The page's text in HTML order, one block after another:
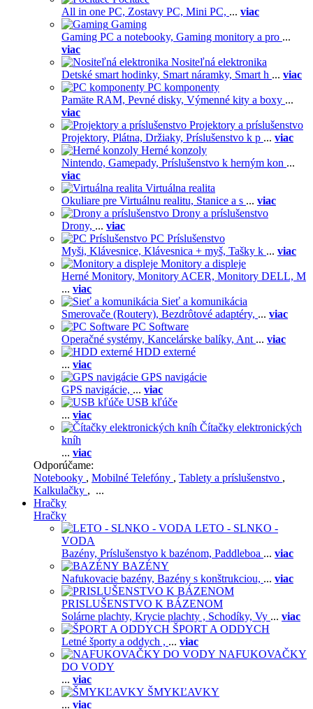
All in one PC, Zostavy PC, Mini PC, ... viac
Gaming
Gaming PC a notebooky, Gaming monitory a pro ...
viac
Nositeľná elektronika
Detské smart hodinky, Smart náramky, Smart h ... viac
PC komponenty
Pamäte RAM, Pevné disky, Výmenné kity a boxy ...
viac
Projektory a príslušenstvo
Projektory, Plátna, Držiaky, Príslušenstvo k p ... viac
Herné konzoly
Nintendo, Gamepady, Príslušenstvo k herným kon ...
viac
Virtuálna realita
Okuliare pre Virtuálnu realitu, Stanice a s ... viac
Drony a príslušenstvo
Drony, ... viac
PC Príslušenstvo
Myši, Klávesnice, Klávesnica + myš, Tašky k ... viac
Monitory a displeje
Herné Monitory, Monitory ACER, Monitory DELL, M
... viac
Sieť a komunikácia
Smerovače (Routery), Bezdrôtové adaptéry, ... viac
PC Software
Operačné systémy, Kancelárske balíky, Ant ... viac
HDD externé
... viac
GPS navigácie
GPS navigácie, ... viac
USB kľúče
... viac
Čítačky elektronických
kníh
... viac
Odporúčame:
Notebooky , Mobilné Telefóny , Tablety a príslušenstvo ,
Kalkulačky , ...
Hračky
Hračky
LETO - SLNKO -
VODA
Bazény, Príslušenstvo k bazénom, Paddleboa ... viac
BAZÉNY
Nafukovacie bazény, Bazény s konštrukciou, ... viac
PRISLUŠENSTVO K BÁZENOM
Solárne plachty, Krycie plachty , Schodíky, Vy ... viac
ŠPORT A ODDYCH
Letné športy a oddych , ... viac
NAFUKOVAČKY
DO VODY
... viac
ŠMYKĽAVKY
... viac